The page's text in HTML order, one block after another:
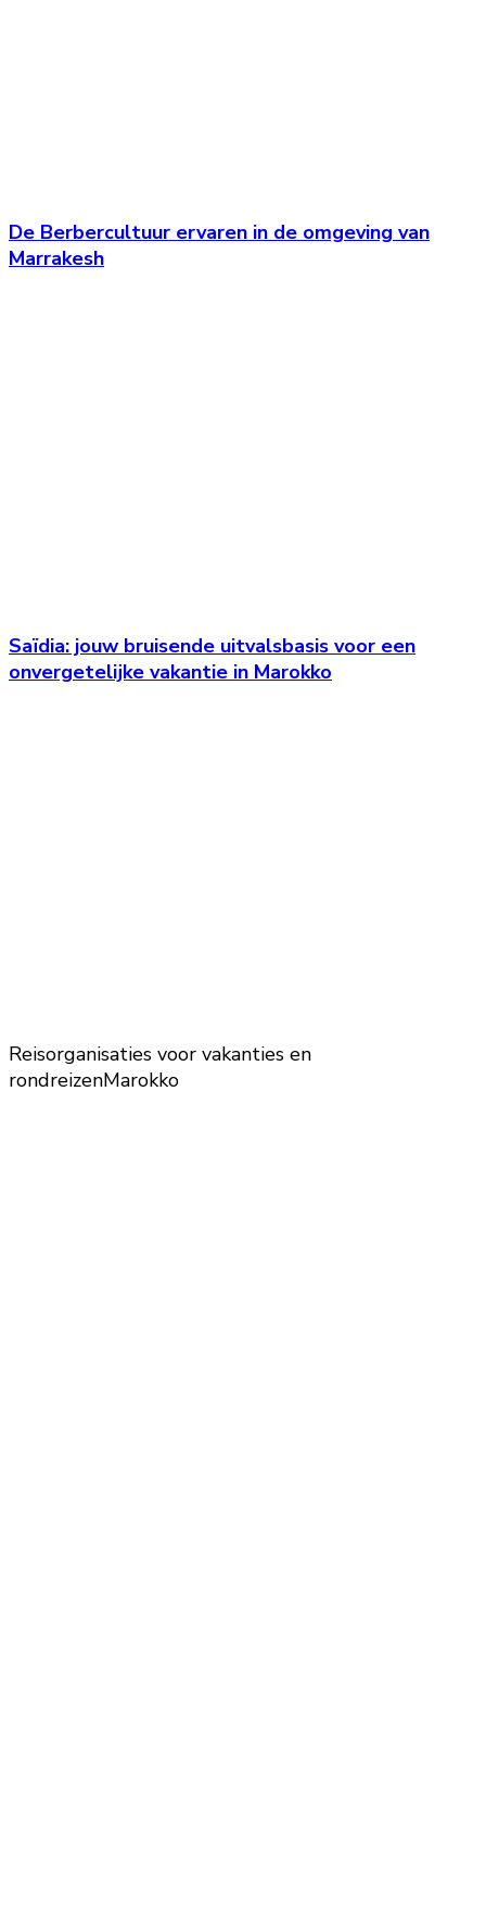
De Berbercultuur ervaren in de omgeving van
Marrakesh
Saïdia: jouw bruisende uitvalsbasis voor een
onvergetelijke vakantie in Marokko
Reisorganisaties voor vakanties en
rondreizenMarokko